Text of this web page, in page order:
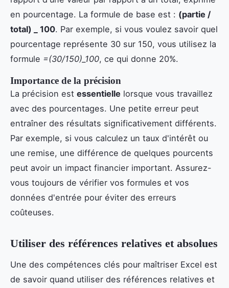
en pourcentage. La formule de base est : (partie /
total) _ 100. Par exemple, si vous voulez savoir quel
pourcentage représente 30 sur 150, vous utilisez la
formule =(30/150)_100, ce qui donne 20%.
Importance de la précision
La précision est essentielle lorsque vous travaillez
avec des pourcentages. Une petite erreur peut
entraîner des résultats significativement différents.
Par exemple, si vous calculez un taux d'intérêt ou
une remise, une différence de quelques pourcents
peut avoir un impact financier important. Assurez-
vous toujours de vérifier vos formules et vos
données d'entrée pour éviter des erreurs
coûteuses.
Utiliser des références relatives et absolues
Une des compétences clés pour maîtriser Excel est
de savoir quand utiliser des références relatives et